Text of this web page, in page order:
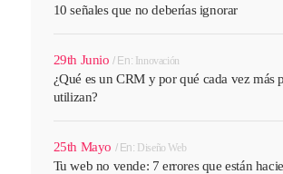
10 señales que no deberías ignorar
29th JunioEn: Innovación
¿Qué es un CRM y por qué cada vez más
utilizan?
25th Mayo En: Diseño Web
Tu web no vende: 7 errores que están